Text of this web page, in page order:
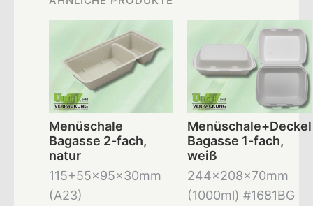
Menüschale
Bagasse 2-fach,
natur
115+55x95x30mm
(A23)
Menüschale+Deckel
Bagasse 1-fach,
weiß
244x208x70mm
(1000ml) #1681BG